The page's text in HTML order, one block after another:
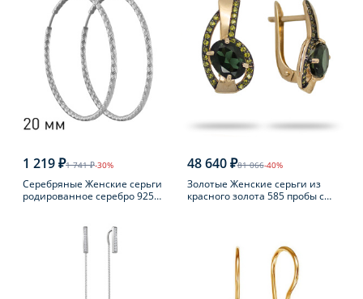
1 219 ₽1 741 ₽-30%
Серебряные Женские серьги
родированное серебро 925
48 640 ₽81 066-40%
Золотые Женские серьги из
красного золота 585 пробы с